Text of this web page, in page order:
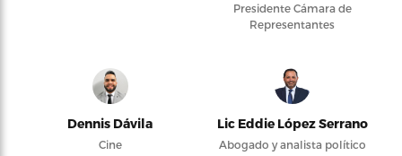
Presidente Cámara de
Representantes
Dennis Dávila
Cine
Lic Eddie López Serrano
Abogado y analista político